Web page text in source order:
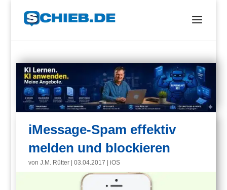
iMessage-Spam effektiv
melden und blockieren
vonJ.M. Rütter |03.04.2017 |iOS